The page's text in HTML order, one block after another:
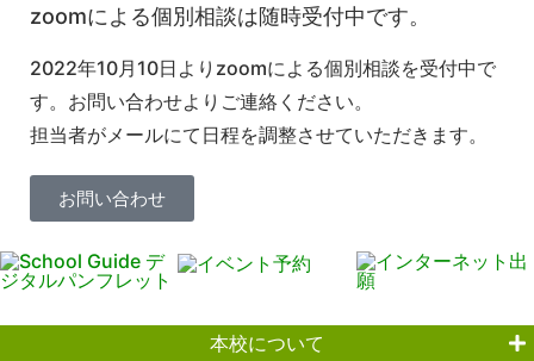
zoomによる個別相談は随時受付中です。
2022年10月10日よりzoomによる個別相談を受付中で
す。お問い合わせよりご連絡ください。
担当者がメールにて日程を調整させていただきます。
お問い合わせ
本校について